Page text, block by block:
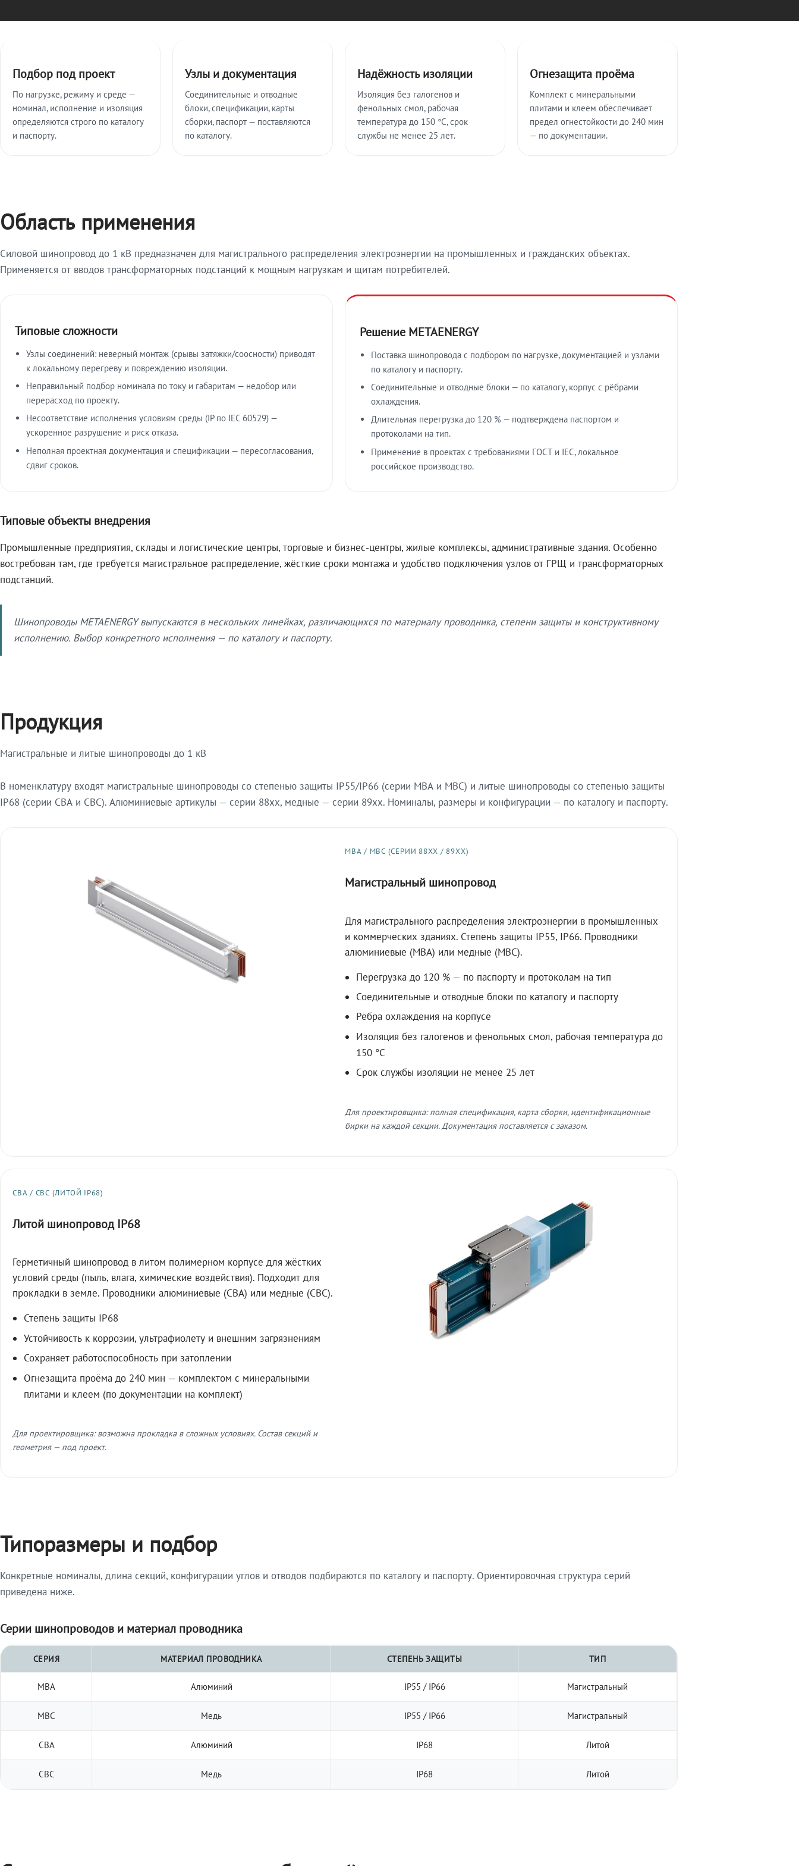
Подбор под проект
По нагрузке, режиму и среде —
номинал, исполнение и изоляция
определяются строго по каталогу
и паспорту.
Узлы и документация
Соединительные и отводные
блоки, спецификации, карты
сборки, паспорт — поставляются
по каталогу.
Надёжность изоляции
Изоляция без галогенов и
фенольных смол, рабочая
температура до 150 °C, срок
службы не менее 25 лет.
Огнезащита проёма
Комплект с минеральными
плитами и клеем обеспечивает
предел огнестойкости до 240 мин
— по документации.
Область применения
Силовой шинопровод до 1 кВ предназначен для магистрального распределения электроэнергии на промышленных и гражданских объектах.
Применяется от вводов трансформаторных подстанций к мощным нагрузкам и щитам потребителей.
Типовые сложности
Узлы соединений: неверный монтаж (срывы затяжки/соосности) приводят
к локальному перегреву и повреждению изоляции.
Неправильный подбор номинала по току и габаритам — недобор или
перерасход по проекту.
Несоответствие исполнения условиям среды (IP по IEC 60529) —
ускоренное разрушение и риск отказа.
Неполная проектная документация и спецификации — пересогласования,
сдвиг сроков.
Решение METAENERGY
Поставка шинопровода с подбором по нагрузке, документацией и узлами
по каталогу и паспорту.
Соединительные и отводные блоки — по каталогу, корпус с рёбрами
охлаждения.
Длительная перегрузка до 120 % — подтверждена паспортом и
протоколами на тип.
Применение в проектах с требованиями ГОСТ и IEC, локальное
российское производство.
Типовые объекты внедрения
Промышленные предприятия, склады и логистические центры, торговые и бизнес-центры, жилые комплексы, административные здания. Особенно
востребован там, где требуется магистральное распределение, жёсткие сроки монтажа и удобство подключения узлов от ГРЩ и трансформаторных
подстанций.
Шинопроводы METAENERGY выпускаются в нескольких линейках, различающихся по материалу проводника, степени защиты и конструктивному
исполнению. Выбор конкретного исполнения — по каталогу и паспорту.
Продукция
Магистральные и литые шинопроводы до 1 кВ
В номенклатуру входят магистральные шинопроводы со степенью защиты IP55/IP66 (серии МВА и МВС) и литые шинопроводы со степенью защиты
IP68 (серии СВА и СВС). Алюминиевые артикулы — серии 88xx, медные — серии 89xx. Номиналы, размеры и конфигурации — по каталогу и паспорту.
МВА / МВС (СЕРИИ 88XX / 89XX)
Магистральный шинопровод
Для магистрального распределения электроэнергии в промышленных
и коммерческих зданиях. Степень защиты IP55, IP66. Проводники
алюминиевые (МВА) или медные (МВС).
Перегрузка до 120 % — по паспорту и протоколам на тип
Соединительные и отводные блоки по каталогу и паспорту
Рёбра охлаждения на корпусе
Изоляция без галогенов и фенольных смол, рабочая температура до
150 °C
Срок службы изоляции не менее 25 лет
Для проектировщика: полная спецификация, карта сборки, идентификационные
бирки на каждой секции. Документация поставляется с заказом.
СВА / СВС (ЛИТОЙ IP68)
Литой шинопровод IP68
Герметичный шинопровод в литом полимерном корпусе для жёстких
условий среды (пыль, влага, химические воздействия). Подходит для
прокладки в земле. Проводники алюминиевые (СВА) или медные (СВС).
Степень защиты IP68
Устойчивость к коррозии, ультрафиолету и внешним загрязнениям
Сохраняет работоспособность при затоплении
Огнезащита проёма до 240 мин — комплектом с минеральными
плитами и клеем (по документации на комплект)
Для проектировщика: возможна прокладка в сложных условиях. Состав секций и
геометрия — под проект.
Типоразмеры и подбор
Конкретные номиналы, длина секций, конфигурации углов и отводов подбираются по каталогу и паспорту. Ориентировочная структура серий
приведена ниже.
Серии шинопроводов и материал проводника
СЕРИЯ МАТЕРИАЛ ПРОВОДНИКА СТЕПЕНЬ ЗАЩИТЫ ТИП
МВА Алюминий IP55 / IP66 Магистральный
МВС Медь IP55 / IP66 Магистральный
СВА Алюминий IP68 Литой
СВС Медь IP68 Литой